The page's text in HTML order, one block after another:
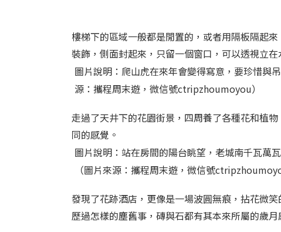
樓梯下的區域一般都是閒置的，或者用隔板隔起
裝飾，側面封起來，只留一個窗口，可以透視立在
圖片說明：爬山虎在來年會變得寫意，要珍惜與
源：攜程周末遊，微信號ctripzhoumoyou）
走過了天井下的花園街景，四周養了各種花和植
同的感覺。
圖片說明：站在房間的陽台眺望，老城南千瓦萬
（圖片來源：攜程周末遊，微信號
發現了花跡酒店，更像是一場波圓無痕，拈花微
歷過怎樣的塵舊事，磚與石都有其本來所屬的歲